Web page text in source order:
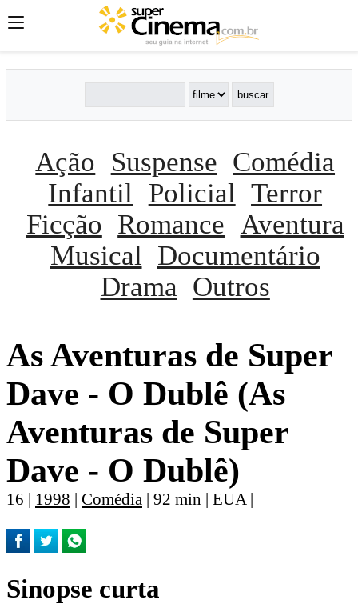
Ação Suspense Comédia
Infantil
Policial Terror
Ficção Romance Aventura
Musical
Documentário
Drama Outros
As Aventuras de Super
Dave - O Dublê (As
Aventuras de Super
Dave - O Dublê)
16 | 1998 | Comédia | 92 min | EUA |
Sinopse curta